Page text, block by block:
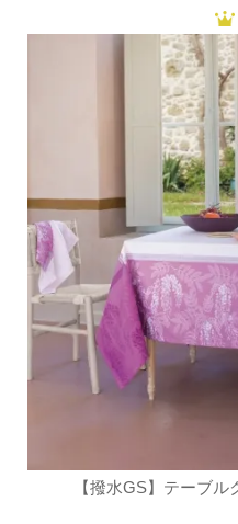
【撥水GS】テーブ